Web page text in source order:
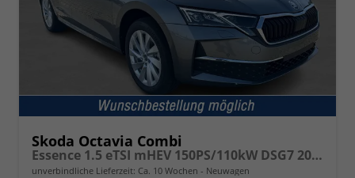
Skoda Octavia Combi
Essence 1.5 eTSI mHEV 150PS/110kW DSG7 2026
unverbindliche Lieferzeit: Ca. 10 Wochen Neuwagen